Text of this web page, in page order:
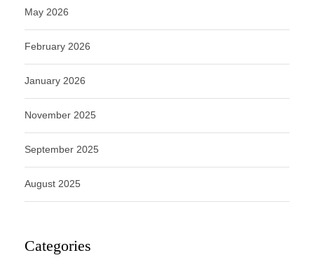
May 2026
February 2026
January 2026
November 2025
September 2025
August 2025
Categories